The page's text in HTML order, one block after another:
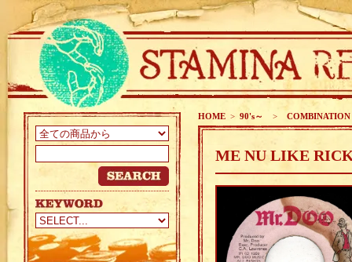
HOME > 90's～ > COMBINATION
ME NU LIKE